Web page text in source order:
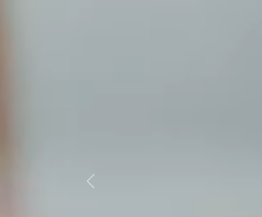
Previous